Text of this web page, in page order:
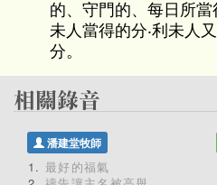
的、守門的、每日所當
未人當得的分‧利未人
分。
潘建堂牧師
最好的福氣